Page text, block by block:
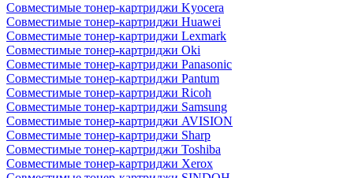
Совместимые тонер-картриджи Kyocera
Совместимые тонер-картриджи Huawei
Совместимые тонер-картриджи Lexmark
Совместимые тонер-картриджи Oki
Совместимые тонер-картриджи Panasonic
Совместимые тонер-картриджи Pantum
Совместимые тонер-картриджи Ricoh
Совместимые тонер-картриджи Samsung
Совместимые тонер-картриджи AVISION
Совместимые тонер-картриджи Sharp
Совместимые тонер-картриджи Toshiba
Совместимые тонер-картриджи Xerox